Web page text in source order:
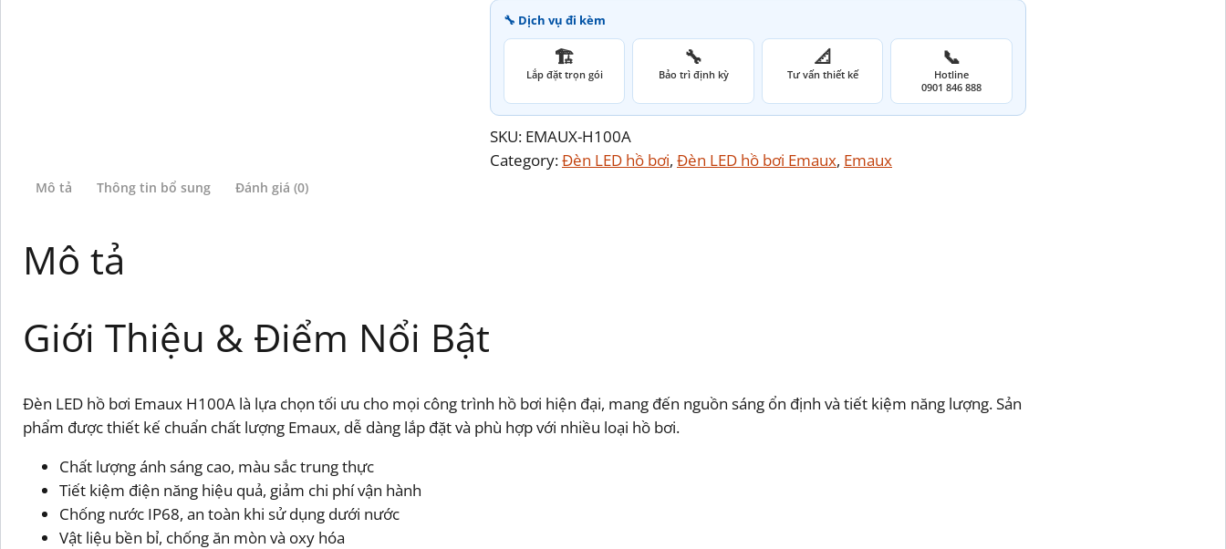
🔧 Dịch vụ đi kèm
🏗️
Lắp đặt trọn gói
🔧
Bảo trì định kỳ
📐
Tư vấn thiết kế
📞
Hotline
0901 846 888
SKU: EMAUX-H100A
Category:Đèn LED hồ bơi, Đèn LED hồ bơi Emaux, Emaux
Mô tả Thông tin bổ sung Đánh giá (0)
Mô tả
Giới Thiệu & Điểm Nổi Bật
Đèn LED hồ bơi Emaux H100A là lựa chọn tối ưu cho mọi công trình hồ bơi hiện đại, mang đến nguồn sáng ổn định và tiết kiệm năng lượng. Sản
phẩm được thiết kế chuẩn chất lượng Emaux, dễ dàng lắp đặt và phù hợp với nhiều loại hồ bơi.
Chất lượng ánh sáng cao, màu sắc trung thực
Tiết kiệm điện năng hiệu quả, giảm chi phí vận hành
Chống nước IP68, an toàn khi sử dụng dưới nước
Vật liệu bền bỉ, chống ăn mòn và oxy hóa